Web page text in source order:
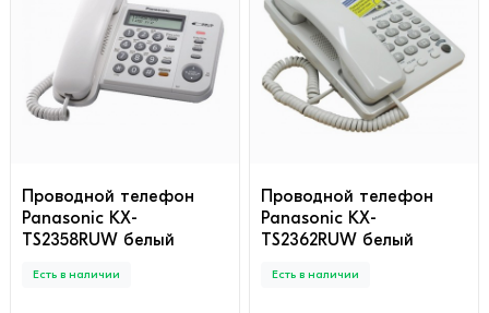
Проводной телефон
Panasonic KX-
TS2358RUW белый
Есть в наличии
Проводной телефон
Panasonic KX-
TS2362RUW белый
Есть в наличии